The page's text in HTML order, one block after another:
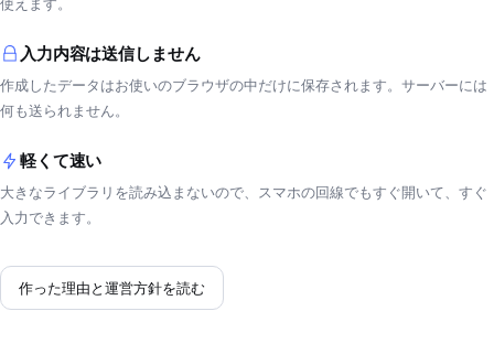
入力内容は送信しません
作成したデータはお使いのブラウザの中だけに保存されます。サーバーには
何も送られません。
軽くて速い
大きなライブラリを読み込まないので、スマホの回線でもすぐ開いて、すぐ
入力できます。
作った理由と運営方針を読む